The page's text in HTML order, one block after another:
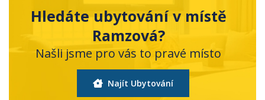
Hledáte ubytování v místě
Ramzová?
Našli jsme pro vás to pravé místo
Najít Ubytování